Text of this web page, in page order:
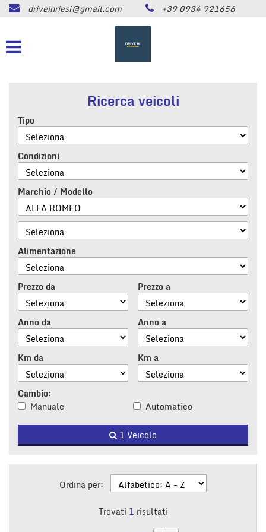
HOME
LISTA VEICOLI
CONTATTI
NEWS
AREA COMMERCIANTI
driveinriesi@gmail.com +39 0934 921656
Ricerca veicoli
Tipo
Condizioni
Marchio / Modello
Alimentazione
Prezzo da Prezzo a
Anno da Anno a
Km da Km a
Cambio:
Manuale
Automatico
1 Veicolo
Ordina per:
Trovati 1 risultati
preferenze
di
pannello
ti
consente
di
esprimere
tue
preferenze
consenso
alle
tecnologie
di
tracciamento
che
adottiamo
per
offrire
le
funzionalità
e
svolgere
attività
di
seguito
descritte.
ottenere